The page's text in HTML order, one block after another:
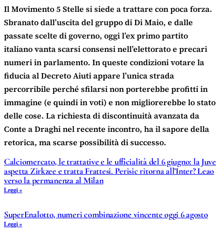
Il Movimento 5 Stelle si siede a trattare con poca forza.
Sbranato dall’uscita del gruppo di Di Maio, e dalle
passate scelte di governo, oggi l’ex primo partito
italiano vanta scarsi consensi nell’elettorato e precari
numeri in parlamento. In queste condizioni votare la
fiducia al Decreto Aiuti appare l’unica strada
percorribile perché sfilarsi non porterebbe profitti in
immagine (e quindi in voti) e non migliorerebbe lo stato
delle cose. La richiesta di discontinuità avanzata da
Conte a Draghi nel recente incontro, ha il sapore della
retorica, ma scarse possibilità di successo.
Calciomercato, le trattative e le ufficialità del 6 giugno: la Juve
aspetta Zirkzee e tratta Frattesi. Perisic ritorna all’Inter? Leao
verso la permanenza al Milan
Leggi »
SuperEnalotto, numeri combinazione vincente oggi 6 agosto
Leggi »